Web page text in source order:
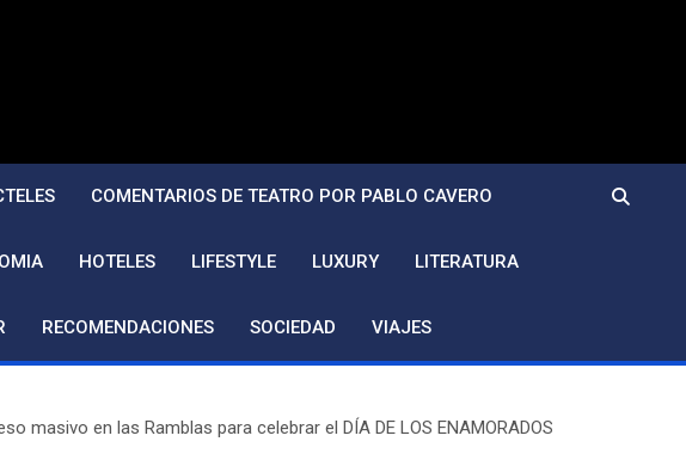
COMENTARIOS DE TEATRO POR PABLO CAVERO
HOTELES LIFESTYLE LUXURY LITERATURA
RECOMENDACIONES SOCIEDAD VIAJES
en las Ramblas para celebrar el DÍA DE LOS ENAMORADOS